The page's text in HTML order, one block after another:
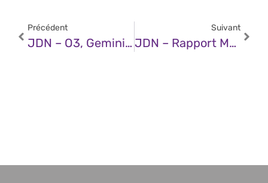
Précédent
JDN – O3, Gemini 2.5 Pro, R1… Quel Est Le Meilleur Modèle De Raisonnement Pour Créer Un Agent IA ?
Suivant
JDN – Rapport M-Trends De Mandiant : Les Identifiants Volés Deviennent Le Deuxième Vecteur Le Plus Répandu Des Cyberattaques